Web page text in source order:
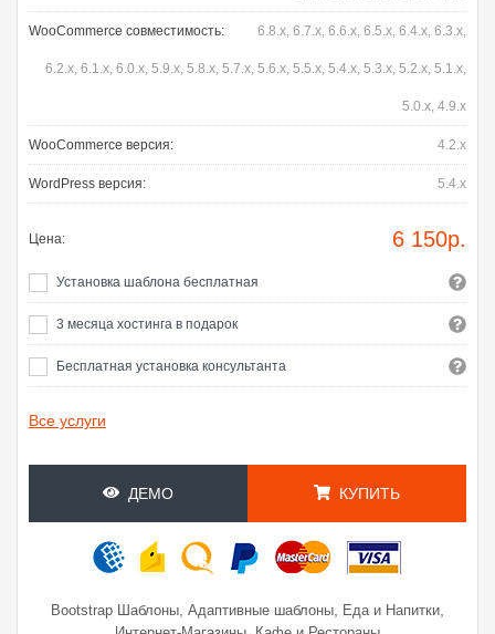
WooCommerce совместимость: 6.8.x, 6.7.x, 6.6.x, 6.5.x, 6.4.x, 6.3.x,
6.2.x, 6.1.x, 6.0.x, 5.9.x, 5.8.x, 5.7.x, 5.6.x, 5.5.x, 5.4.x, 5.3.x, 5.2.x, 5.1.x,
5.0.x, 4.9.x
WooCommerce версия: 4.2.x
WordPress версия: 5.4.x
Цена: 6 150р.
Установка шаблона бесплатная
3 месяца хостинга в подарок
Бесплатная установка консультанта
Все услуги
ДЕМО КУПИТЬ
Bootstrap Шаблоны Адаптивные шаблоны Еда и Напитки